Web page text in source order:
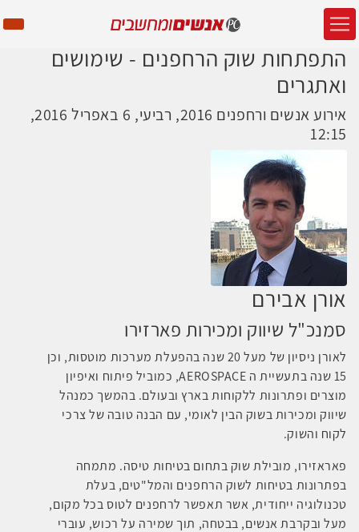
התפתחות שוק הרחפנים - שימושים
ואתגרים
אירוע אנשים ורחפנים 2016, רביעי, 6 באפריל 2016,
12:15
אורן אבירם
סמנכ"ל שיווק ומכירות פארזירו
לאורן ניסיון של מעל 20 שנה בהפעלת מערכות מוטסות, וכן
15 שנה בתעשיית ה
AEROSPACE, כמוביל פיתוח ואיפיון
מוצרים ופתרונות ללקוחות בארץ ובעולם. בהמשך כמנהל
שיווק ומכירות בשוק הבין לאומי, עם הבנה טובה של צרכי
לקוח והשוק.
פאראזירו, מובילת שוק בתחום בטיחות טיסה. מתמחה
בפתרונות בטיחות לשוק הרחפנים והמל"טים, בעלת
טכנולוגיה ייחודית, אשר תאפשר לרחפנים לטוס בכל מקום,
מעל ובקרבת אנשים, בבטחה, תוך שמירה על רכוש, עוברי